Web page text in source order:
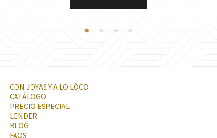
CON JOYAS Y A LO LÖCO
CATÁLOGO
PRECIO ESPECIAL
LENDER
BLOG
FAQS